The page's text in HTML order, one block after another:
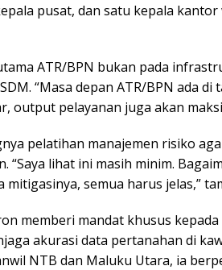
pusat, dan satu kepala
ATR/BPN bukan pada
“Masa depan ATR/BPN ada di
output pelayanan juga akan
pelatihan manajemen risiko
“Saya lihat ini masih minim.
semua harus jelas,”
memberi mandat khusus kepada
akurasi data pertanahan di
NTB dan Maluku Utara, ia